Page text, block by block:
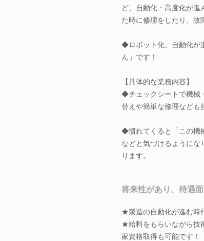
ど、自動化・高度化が進
た時に修理をしたり、故
◆ロボット化、自動化が
ん」です！
【具体的な業務内容】
◆チェックシートで機械
替えや簡単な修理なども
◆慣れてくると「この機
などと気づけるようにな
ります。
将来性があり、待遇
★製造の自動化が進む時
★給料をもらいながら技
家資格取得も可能です！